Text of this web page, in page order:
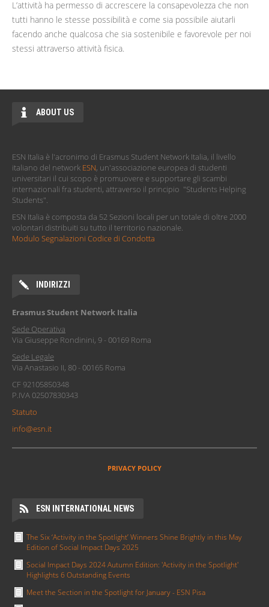
L’attività ha permesso di accrescere la consapevolezza che non
tutti hanno le stesse possibilità e come sia possibile aiutarli
facendo anche qualcosa che sia sostenibile e favorevole per noi
stessi attraverso attività fisica.
ABOUT US
ESN Italia è l'acronimo di Erasmus Student Network Italia, il livello
italiano del network ESN, un'associazione europea di studenti
universitari il cui scopo è promuovere e supportare gli scambi
internazionali fra studenti, attraverso il principio "Students Helping
Students".
ESN Italia è composta da 52 Sezioni locali per un totale di oltre 2000
volontari distribuiti su tutto il territorio nazionale.
Modulo Segnalazioni Codice di Condotta
INDIRIZZI
Erasmus Student Network Italia
Sede Operativa
Via Giuseppe Rondinini, 9 - 00169 Roma
Sede Legale
Via Anastasio II, 80 - 00165 Roma
CF 92105850348
P.IVA 02507830343
Statuto
info@esn.it
PRIVACY POLICY
ESN INTERNATIONAL NEWS
The Six ‘Activity in the Spotlight’ Winners Shine Brightly in this May
Edition of Social Impact Days 2025
Social Impact Days 2024 Autumn Edition: 'Activity in the Spotlight'
Highlights 6 Outstanding Events
Meet the Section in the Spotlight for January - ESN Pisa